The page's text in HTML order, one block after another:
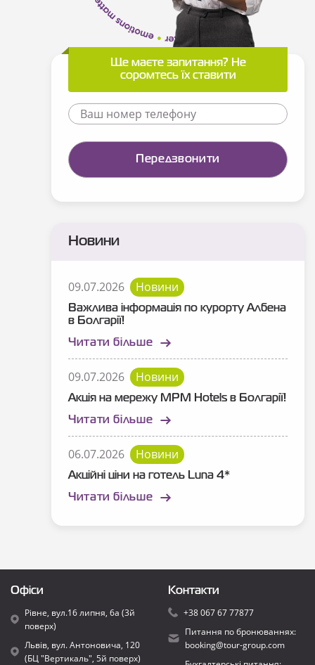
Ще маєте запитання? Не
соромтесь їх ставити
Новини
09.07.2026 Новини
Важлива інформація по курорту Албена
в Болгарії!
Читати більше
09.07.2026 Новини
Акція на мережу MPM Hotels в Болгарії!
Читати більше
06.07.2026 Новини
Акційні ціни на готель Luna 4*
Читати більше
Офіси
Рівне, вул.16 липня, 6а (3й
поверх)
Львів, вул. Антоновича, 120
(БЦ "Вертикаль", 5й поверх)
Контакти
+38 067 67 77877
Питання по бронюваннях:
booking@tour-group.com